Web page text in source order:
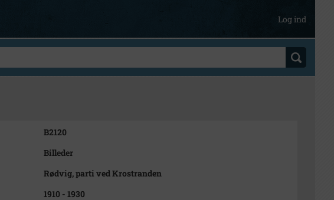
Log ind
B2120
Billeder
Rødvig, parti ved Krostranden
1910 - 1930